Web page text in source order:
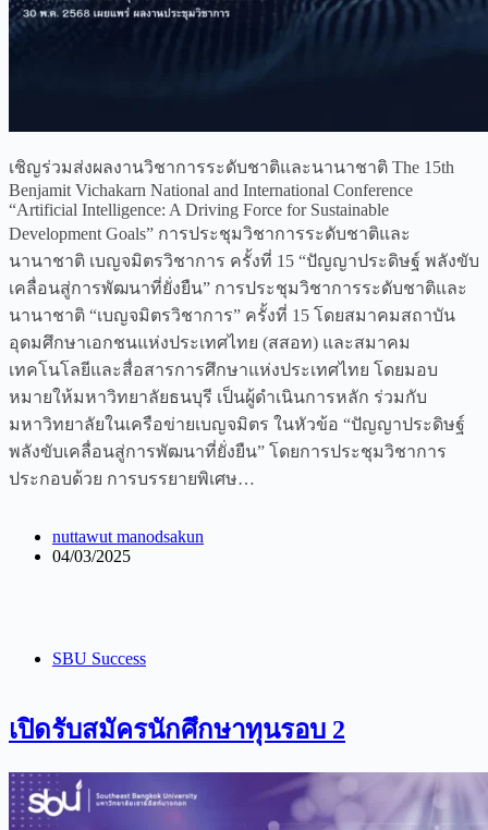
เชิญร่วมส่งผลงานวิชาการระดับชาติและนานาชาติ The 15th
Benjamit Vichakarn National and International Conference
“Artificial Intelligence: A Driving Force for Sustainable
Development Goals” การประชุมวิชาการระดับชาติและ
นานาชาติ เบญจมิตรวิชาการ ครั้งที่ 15 “ปัญญาประดิษฐ์ พลังขับ
เคลื่อนสู่การพัฒนาที่ยั่งยืน” การประชุมวิชาการระดับชาติและ
นานาชาติ “เบญจมิตรวิชาการ” ครั้งที่ 15 โดยสมาคมสถาบัน
อุดมศึกษาเอกชนแห่งประเทศไทย (สสอท) และสมาคม
เทคโนโลยีและสื่อสารการศึกษาแห่งประเทศไทย โดยมอบ
หมายให้มหาวิทยาลัยธนบุรี เป็นผู้ดำเนินการหลัก ร่วมกับ
มหาวิทยาลัยในเครือข่ายเบญจมิตร ในหัวข้อ “ปัญญาประดิษฐ์
พลังขับเคลื่อนสู่การพัฒนาที่ยั่งยืน” โดยการประชุมวิชาการ
ประกอบด้วย การบรรยายพิเศษ…
nuttawut manodsakun
04/03/2025
SBU Success
เปิดรับสมัครนักศึกษาทุนรอบ 2